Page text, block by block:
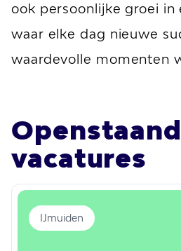
ook persoonlijke groei in
waar elke dag nieuwe
waardevolle momenten
vacatures
IJmuiden